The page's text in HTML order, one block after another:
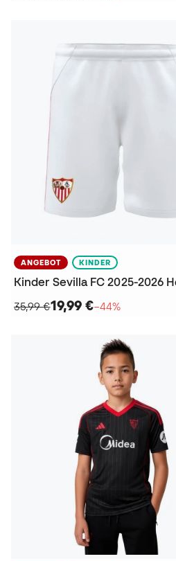
ANGEBOT KINDER
35,99 €19,99 €−44%